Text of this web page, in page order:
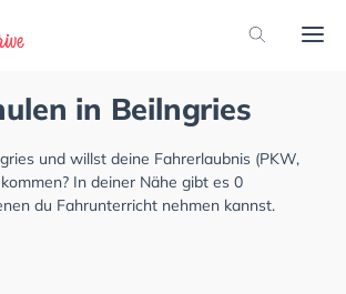
in Beilngries
und willst deine Fahrerlaubnis (PKW,
In deiner Nähe gibt es 0
du Fahrunterricht nehmen kannst.